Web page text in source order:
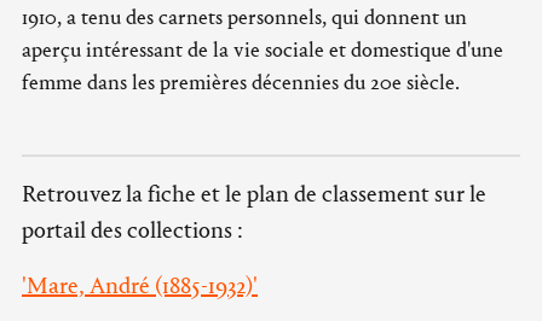
1910, a tenu des carnets personnels, qui donnent un
aperçu intéressant de la vie sociale et domestique d'une
femme dans les premières décennies du 20e siècle.
Retrouvez la fiche et le plan de classement sur le
portail des collections :
'Mare, André (1885-1932)'